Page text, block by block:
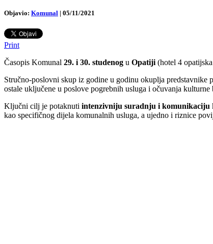
Objavio: Komunal | 05/11/2021
Print
Časopis Komunal 29. i 30. studenog u Opatiji (hotel 4
Stručno-poslovni skup iz godine u godinu okuplja
ostale uključene u poslove pogrebnih usluga i očuvanja kulturne
Ključni cilj je potaknuti intenzivniju suradnju i komunikaciju
kao specifičnog dijela komunalnih usluga, a ujedno i riznice